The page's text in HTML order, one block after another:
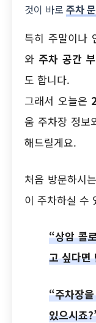
것이 바로 주차
특히 주말이나
와 주차 공간
도 합니다.
그래서 오늘은
움 주차장 정보
해드릴게요.
처음 방문하시
이 주차하실 수
“상암 콜
고 싶다면
“주차장
있으시죠